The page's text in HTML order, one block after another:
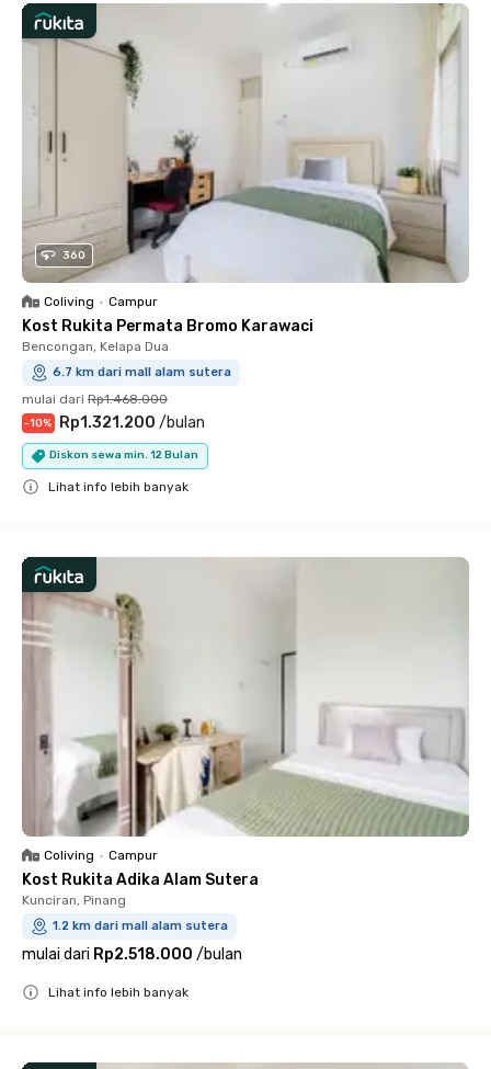
360
Coliving • Campur
Kost Rukita Permata Bromo Karawaci
Bencongan, Kelapa Dua
6.7 km dari mall alam sutera
mulai dari Rp1.468.000
-10% Rp1.321.200 /bulan
Diskon sewa min. 12 Bulan
Lihat info lebih banyak
Coliving • Campur
Kost Rukita Adika Alam Sutera
Kunciran, Pinang
1.2 km dari mall alam sutera
mulai dari Rp2.518.000 /bulan
Lihat info lebih banyak